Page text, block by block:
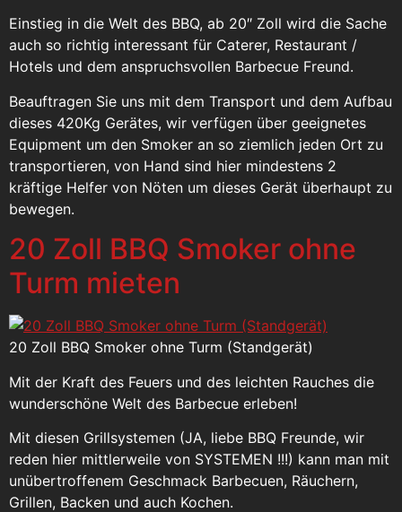
Einstieg in die Welt des BBQ, ab 20″ Zoll wird die Sache
auch so richtig interessant für Caterer, Restaurant /
Hotels und dem anspruchsvollen Barbecue Freund.
Beauftragen Sie uns mit dem Transport und dem Aufbau
dieses 420Kg Gerätes, wir verfügen über geeignetes
Equipment um den Smoker an so ziemlich jeden Ort zu
transportieren, von Hand sind hier mindestens 2
kräftige Helfer von Nöten um dieses Gerät überhaupt zu
bewegen.
20 Zoll BBQ Smoker ohne
Turm mieten
20 Zoll BBQ Smoker ohne Turm (Standgerät)
Mit der Kraft des Feuers und des leichten Rauches die
wunderschöne Welt des Barbecue erleben!
Mit diesen Grillsystemen (JA, liebe BBQ Freunde, wir
reden hier mittlerweile von SYSTEMEN !!!) kann man mit
unübertroffenem Geschmack Barbecuen, Räuchern,
Grillen, Backen und auch Kochen.